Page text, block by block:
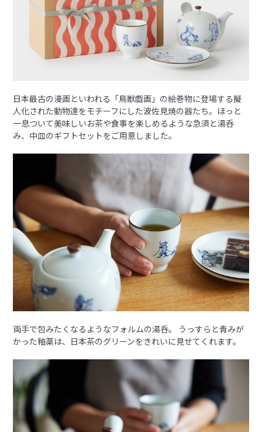
日本最古の漫画といわれる「鳥獣戯画」の絵巻物に登場する擬
人化された動物達をモチーフにした波佐見焼の器たち。ほっと
一息ついて美味しいお茶や食事を楽しめるような急須と湯呑
み、中皿のギフトセットをご用意しました。
両手で包みたくなるようなフォルムの湯呑。 うっすらと青みが
かった釉薬は、日本茶のグリーンをきれいに見せてくれます。